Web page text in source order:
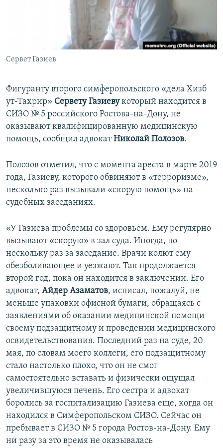
ПОБЕДИТЕЛЕЙ НЕ СУДЯТ?
КРЫМ.НЕПОКОРЕННЫЙ
УКРАИНСКАЯ ПРОБЛЕМА КРЫМА
ПРИСОЕДИНЯЙТЕСЬ!
Сервет Газиев
Фигуранту второго симферопольского «дела Хизб
ут-Тахрир» Сервету Газиевукоторый находится в
СИЗО № 5 российского Ростова-на-Дону, не
оказывают квалифицированную медицинскую
помощь, сообщил адвокатНиколай Полозов.
Полозов отметил, что с момента ареста в марте 2019
года, Газиеву, которого обвиняют в «терроризме»,
несколько раз вызывали «скорую помощь» на
судебных заседаниях.
«У Газиева проблемы со здоровьем. Ему регулярно
вызывают «скорую» в зал суда. Иногда, по
нескольку раз за заседание. Врачи колют ему
обезболивающее и уезжают. Так продолжается
второй год, пока он находится в заключении. Его
адвокат, Айдер Азаматов, исписал, пожалуй, не
меньше упаковки офисной бумаги, обращаясь с
заявлениями об оказании медицинской помощи
своему подзащитному и проведении медицинского
освидетельствования. Последний раз на суде, 20
мая, по словам моего коллеги, его подзащитному
стало настолько плохо, что он не смог
самостоятельно вставать и физически ощущал
увеличившуюся печень. Его сестра и адвокат
боролись за госпитализацию Газиева еще, когда он
находился в Симферопольском СИЗО. Сейчас он
пребывает в СИЗО № 5 города Ростов-на-Дону. Ему
ни разу за это время не оказывалась